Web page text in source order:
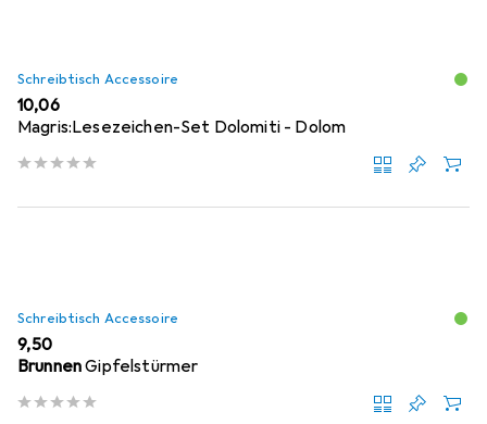
Schreibtisch Accessoire
EUR
10,06
Magris:Lesezeichen-Set Dolomiti - Dolom
Schreibtisch Accessoire
EUR
9,50
BrunnenGipfelstürmer